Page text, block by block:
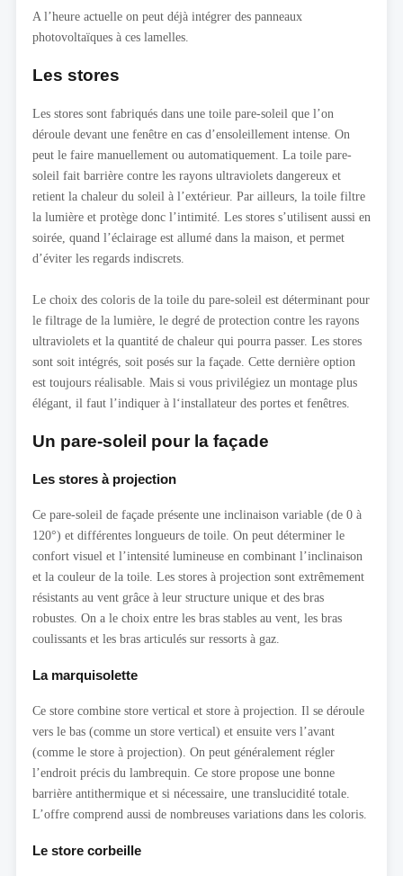
A l’heure actuelle on peut déjà intégrer des panneaux
photovoltaïques à ces lamelles.
Les stores
Les stores sont fabriqués dans une toile pare-soleil que l’on
déroule devant une fenêtre en cas d’ensoleillement intense. On
peut le faire manuellement ou automatiquement. La toile pare-
soleil fait barrière contre les rayons ultraviolets dangereux et
retient la chaleur du soleil à l’extérieur. Par ailleurs, la toile filtre
la lumière et protège donc l’intimité. Les stores s’utilisent aussi en
soirée, quand l’éclairage est allumé dans la maison, et permet
d’éviter les regards indiscrets.
Le choix des coloris de la toile du pare-soleil est déterminant pour
le filtrage de la lumière, le degré de protection contre les rayons
ultraviolets et la quantité de chaleur qui pourra passer. Les stores
sont soit intégrés, soit posés sur la façade. Cette dernière option
est toujours réalisable. Mais si vous privilégiez un montage plus
élégant, il faut l’indiquer à l‘installateur des portes et fenêtres.
Un pare-soleil pour la façade
Les stores à projection
Ce pare-soleil de façade présente une inclinaison variable (de 0 à
120°) et différentes longueurs de toile. On peut déterminer le
confort visuel et l’intensité lumineuse en combinant l’inclinaison
et la couleur de la toile. Les stores à projection sont extrêmement
résistants au vent grâce à leur structure unique et des bras
robustes. On a le choix entre les bras stables au vent, les bras
coulissants et les bras articulés sur ressorts à gaz.
La marquisolette
Ce store combine store vertical et store à projection. Il se déroule
vers le bas (comme un store vertical) et ensuite vers l’avant
(comme le store à projection). On peut généralement régler
l’endroit précis du lambrequin. Ce store propose une bonne
barrière antithermique et si nécessaire, une translucidité totale.
L’offre comprend aussi de nombreuses variations dans les coloris.
Le store corbeille